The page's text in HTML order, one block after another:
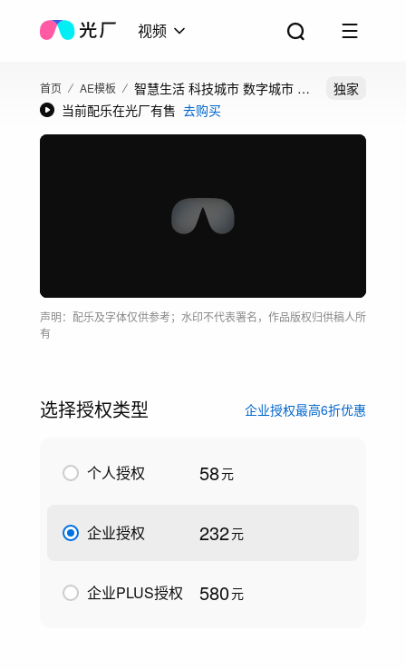
视频
首页 AE模板
智慧生活 科技城市 数字城市 AE
模板
独家
当前配乐在光厂有售 去购买
声明：配乐及字体仅供参考；水印不代表署名，作品版权归供稿人所
有
选择授权类型 企业授权最高6折优惠
个人授权 58元
企业授权 232元
企业PLUS授权 580元